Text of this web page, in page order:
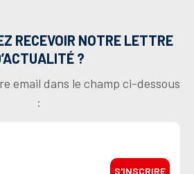
RECEVOIR NOTRE LETTRE
?
email dans le champ ci-dessous
:
S'INSCRIRE